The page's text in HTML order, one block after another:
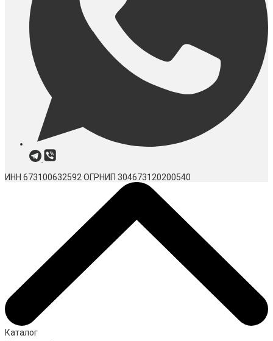
ИНН 673100632592ОГРНИП 304673120200540
Каталог